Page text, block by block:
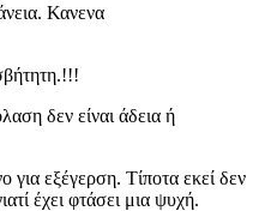
Κανενα
δεν είναι άδεια ή
για εξέγερση. Τίποτα εκεί δεν
έχει φτάσει μια ψυχή.